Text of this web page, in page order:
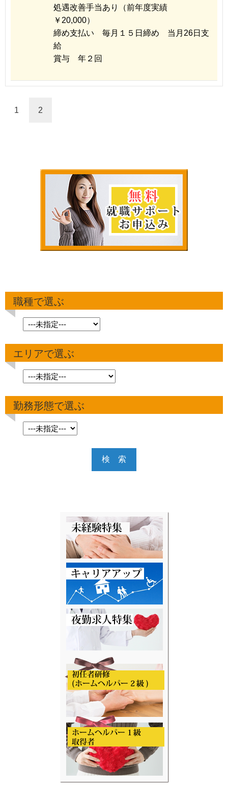
処遇改善手当あり（前年度実績
￥20,000）
締め支払い 毎月１５日締め 当月26日支
給
賞与 年２回
1 2
職種で選ぶ
エリアで選ぶ
勤務形態で選ぶ